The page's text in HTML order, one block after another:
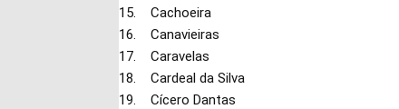
15. Cachoeira
16. Canavieiras
17. Caravelas
18. Cardeal da Silva
19. Cícero Dantas